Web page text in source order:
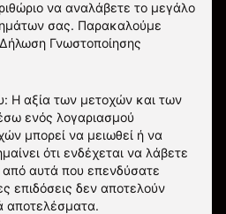
να αναλάβετε το μεγάλο
σας. Παρακαλούμε
Δήλωση Γνωστοποίησης
Η αξία των μετοχών και των
ενός λογαριασμού
μπορεί να μειωθεί ή να
ότι ενδέχεται να λάβετε
αυτά που επενδύσατε
επιδόσεις δεν αποτελούν
αποτελέσματα.